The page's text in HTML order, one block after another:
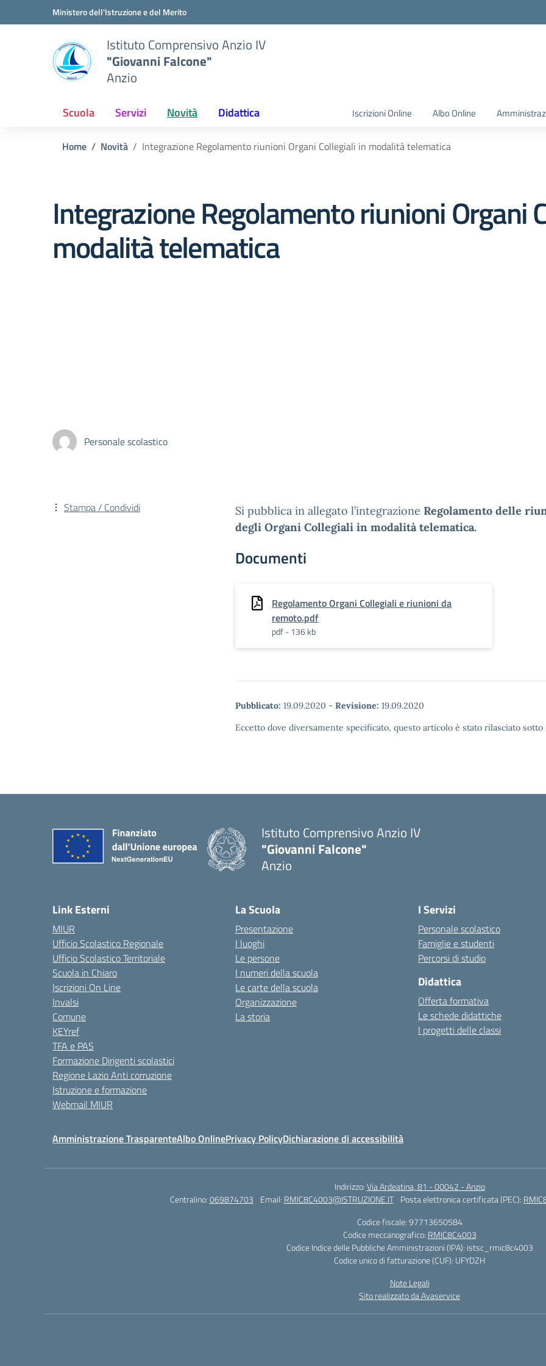
Vai ai contenuti
Vai al menu di navigazioneMinistero dell'Istruzione e del Merito
Istituto Comprensivo Anzio IV
"Giovanni Falcone"
Anzio
Scuola Servizi Novità Didattica Iscrizioni Online Albo Online
Home Novità Integrazione Regolamento riunioni Organi Collegiali in modalità telematica
Integrazione Regolamento riunioni Organi
modalità telematica
Personale scolastico
Si pubblica in allegato l’integrazione Regolamento delle
degli Organi Collegiali in modalità telematica.
Documenti
Regolamento Organi Collegiali e riunioni da
remoto.pdf
pdf - 136 kb
Pubblicato: 19.09.2020 - Revisione: 19.09.2020
Eccetto dove diversamente specificato, questo articolo è stato rilasciato
Stampa / Condividi
Istituto Comprensivo Anzio IV
"Giovanni Falcone"
Anzio
Link Esterni
MIUR
Ufficio Scolastico Regionale
Ufficio Scolastico Territoriale
Scuola in Chiaro
Iscrizioni On Line
Invalsi
Comune
KEYref
TFA e PAS
Formazione Dirigenti scolastici
Regione Lazio Anti corruzione
Istruzione e formazione
Webmail MIUR
La Scuola
Presentazione
I luoghi
Le persone
I numeri della scuola
Le carte della scuola
Organizzazione
La storia
I Servizi
Personale scolastico
Famiglie e studenti
Percorsi di studio
Didattica
Offerta formativa
Le schede didattiche
I progetti delle classi
Amministrazione TrasparenteAlbo OnlinePrivacy PolicyDichiarazione di accessibilità
Indirizzo:Via Ardeatina, 81 - 00042 - Anzio
Centralino:069874703 Email: RMIC8C4003@ISTRUZIONE.IT Posta elettronica certificata (PEC):
Codice fiscale: 97713650584
Codice meccanografico: RMIC8C4003
Codice Indice delle Pubbliche Amministrazioni (IPA): istsc_rmic8c4003
Codice unico di fatturazione (CUF): UFYDZH
Note Legali
Sito realizzato da Avaservice